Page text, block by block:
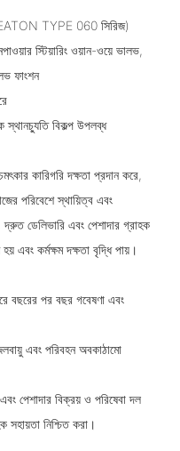
(EATON TYPE 060 সিরিজ)
স্টিয়ারিং ওয়ান-ওয়ে ভালভ,
ফাংশন
স্থানচ্যুতি বিকল্প উপলব্ধ
কারিগরি দক্ষতা প্রদান করে,
পরিবেশে স্থায়িত্ব এবং
ডেলিভারি এবং পেশাদার গ্রাহক
এবং কর্মক্ষম দক্ষতা বৃদ্ধি পায়।
বছরের পর বছর গবেষণা এবং
এবং পরিবহন অবকাঠামো
পেশাদার বিক্রয় ও পরিষেবা দল
সহায়তা নিশ্চিত করা।